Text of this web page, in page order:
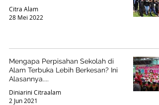
Citra Alam
28 Mei 2022
Mengapa Perpisahan Sekolah di
Alam Terbuka Lebih Berkesan? Ini
Alasannya....
Diniarini Citraalam
2 Jun 2021